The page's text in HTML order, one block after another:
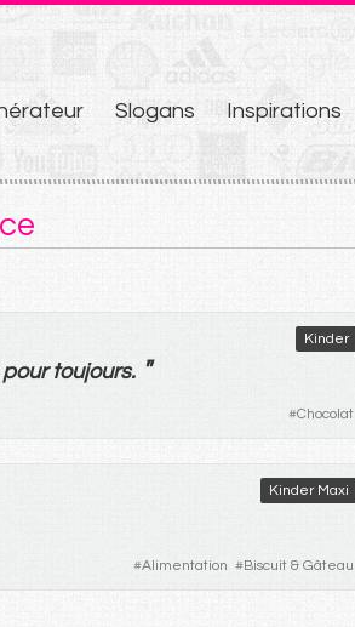
Slogans Inspirations
Kinder
pour toujours. "
#Chocolat
Kinder Maxi
#Alimentation #Biscuit & Gâteau